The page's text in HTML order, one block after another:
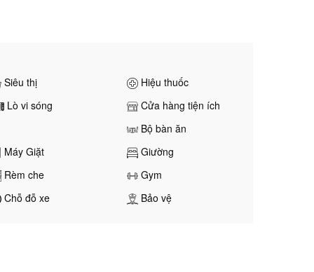
Siêu thị
Hiệu thuốc
Lò vi sóng
Cửa hàng tiện ích
Bộ bàn ăn
Máy Giặt
Giường
Rèm che
Gym
Chỗ đỗ xe Bảo vệ